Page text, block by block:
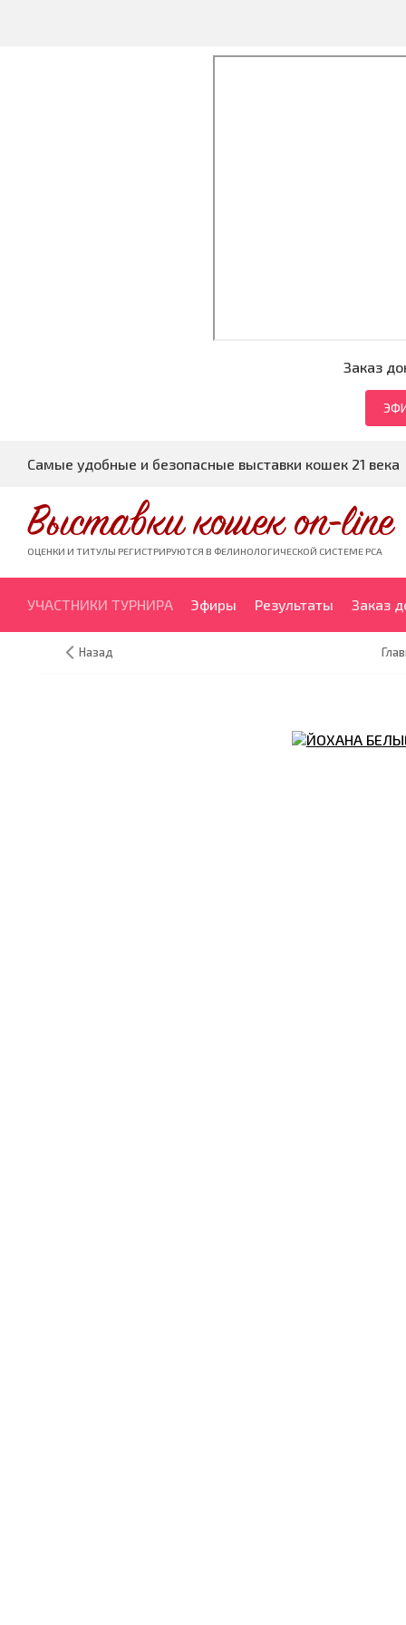
Заказ
Самые удобные и безопасные выставки кошек 21 века
Выставки кошек on-line
ОЦЕНКИ И ТИТУЛЫ РЕГИСТРИРУЮТСЯ В ФЕЛИНОЛОГИЧЕСКОЙ СИСТЕМЕ PCA
УЧАСТНИКИ ТУРНИРА Эфиры Результаты Заказ
Назад